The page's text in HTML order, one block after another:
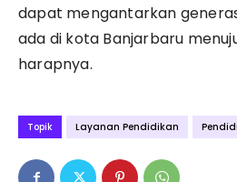
dapat mengantarkan
ada di kota Banjarbaru
harapnya.
Topik Layanan Pendidikan